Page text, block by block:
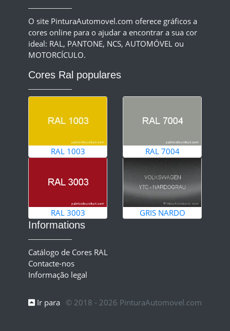
O site PinturaAutomovel.com oferece gráficos a
cores online para o ajudar a encontrar a sua cor
ideal: RAL, PANTONE, NCS, AUTOMÓVEL ou
MOTORCÍCULO.
Cores Ral populares
RAL 1003 RAL 7004
RAL 3003 GRIS NARDO
Informations
Catálogo de Cores RAL
Contacte-nos
Informação legal
Ir para © 2018 - 2026 PinturaAutomovel.com